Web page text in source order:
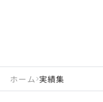
ホーム 実績集